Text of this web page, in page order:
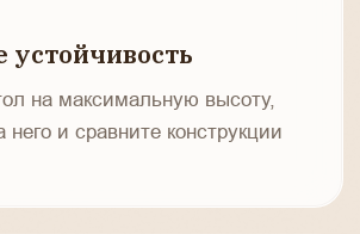
устойчивость
на максимальную высоту,
него и сравните конструкции